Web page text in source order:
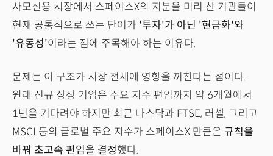
사모신용 시장에서 스페이스X의 지분을 미리 산 기관들이
현재 공통적으로 쓰는 단어가 '투자'가 아닌 '현금화'와
'유동성'이라는 점에 주목해야 하는 이유다.
문제는 이 구조가 시장 전체에 영향을 끼친다는 점이다.
원래 신규 상장 기업은 주요 지수 편입까지 약 6개월에서
1년을 기다려야 하지만 최근 나스닥과 FTSE, 러셀, 그리고
MSCI 등의 글로벌 주요 지수가 스페이스X 만큼은 규칙을
바꿔 초고속 편입을 결정했다.